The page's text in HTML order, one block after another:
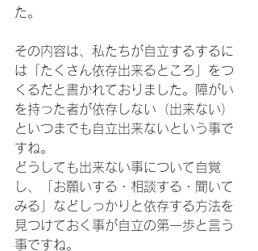
た。
その内容は、私たちが自立するするに
は「たくさん依存出来るところ」をつ
くるだと書かれておりました。障がい
を持った者が依存しない（出来ない）
といつまでも自立出来ないという事で
すね。
どうしても出来ない事について自覚
し、「お願いする・相談する・聞いて
みる」などしっかりと依存する方法を
見つけておく事が自立の第一歩と言う
事ですね。